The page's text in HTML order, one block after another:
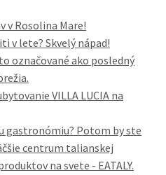
v Rosolina Mare!
v lete? Skvelý nápad!
označované ako posledný
VILLA LUCIA na
gastronómiu? Potom by ste
centrum talianskej
na svete - EATALY.